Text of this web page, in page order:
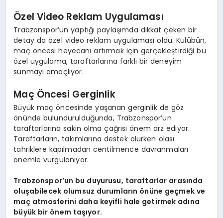
Özel Video Reklam Uygulaması
Trabzonspor’un yaptığı paylaşımda dikkat çeken bir
detay da özel video reklam uygulaması oldu. Kulübün,
maç öncesi heyecanı artırmak için gerçekleştirdiği bu
özel uygulama, taraftarlarına farklı bir deneyim
sunmayı amaçlıyor.
Maç Öncesi Gerginlik
Büyük maç öncesinde yaşanan gerginlik de göz
önünde bulundurulduğunda, Trabzonspor’un
taraftarlarına sakin olma çağrısı önem arz ediyor.
Taraftarların, takımlarına destek olurken olası
tahriklere kapılmadan centilmence davranmaları
önemle vurgulanıyor.
Trabzonspor’un bu duyurusu, taraftarlar arasında
oluşabilecek olumsuz durumların önüne geçmek ve
maç atmosferini daha keyifli hale getirmek adına
büyük bir önem taşıyor.